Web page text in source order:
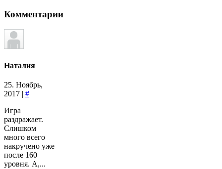
Комментарии
Наталия
25. Ноябрь,
2017 | #
Игра
раздражает.
Слишком
много всего
накручено уже
после 160
уровня. А,...